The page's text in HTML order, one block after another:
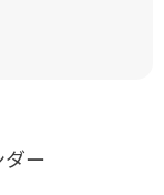
ー